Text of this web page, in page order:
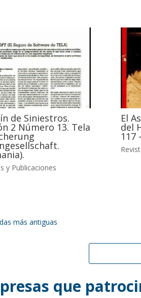
de Siniestros.
2 Número 13. Tela
y Publicaciones
El
del
117
más antiguas
que